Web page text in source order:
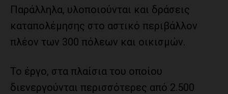
Παράλληλα, υλοποιούνται και δράσεις
καταπολέμησης στο αστικό περιβάλλον
πλέον των 300 πόλεων και οικισμών.
Το έργο, στα πλαίσια του οποίου
διενεργούνται περισσότερες από 2.500